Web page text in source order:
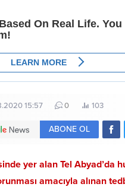
15:57 0 103
ABONE OL
yer alan Tel Abyad’da
amacıyla alınan